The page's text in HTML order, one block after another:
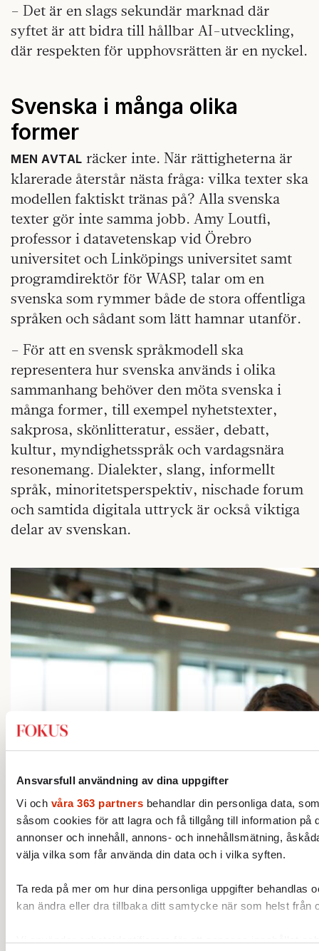
Ansvarsfull användning av dina uppgifter
Vi och våra 363 partners behandlar din personliga data,
såsom cookies för att lagra och få tillgång till information på
annonser och innehåll, annons- och innehållsmätning,
välja vilka som får använda din data och i vilka syften.
Ta reda på mer om hur dina personliga uppgifter behandlas
kan ändra eller dra tillbaka ditt samtycke när som helst från
Vi använder enhetsidentifierare för att anpassa innehållet
– Det är en slags sekundär marknad där
syftet är att bidra till hållbar AI-utveckling,
där respekten för upphovsrätten är en nyckel.
Svenska i många olika
former
MEN AVTAL räcker inte. När rättigheterna är
klarerade återstår nästa fråga: vilka texter ska
modellen faktiskt tränas på? Alla svenska
texter gör inte samma jobb. Amy Loutfi,
professor i datavetenskap vid Örebro
universitet och Linköpings universitet samt
programdirektör för WASP, talar om en
svenska som rymmer både de stora offentliga
språken och sådant som lätt hamnar utanför.
– För att en svensk språkmodell ska
representera hur svenska används i olika
sammanhang behöver den möta svenska i
många former, till exempel nyhetstexter,
sakprosa, skönlitteratur, essäer, debatt,
kultur, myndighetsspråk och vardagsnära
resonemang. Dialekter, slang, informellt
språk, minoritetsperspektiv, nischade forum
och samtida digitala uttryck är också viktiga
delar av svenskan.